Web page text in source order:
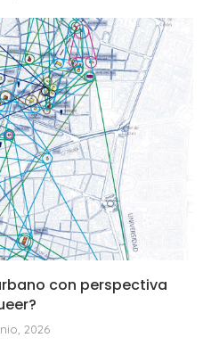
con perspectiva
2026